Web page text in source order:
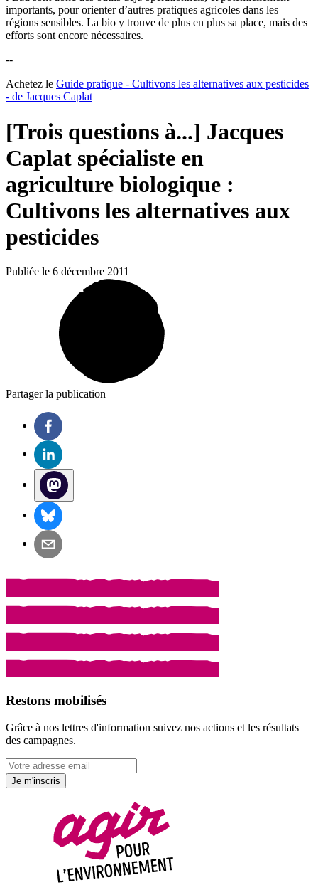
importants, pour orienter d’autres pratiques agricoles dans les
régions sensibles. La bio y trouve de plus en plus sa place, mais des
efforts sont encore nécessaires.
--
Achetez le Guide pratique - Cultivons les alternatives aux pesticides
- de Jacques Caplat
[Trois questions à...] Jacques
Caplat spécialiste en
agriculture biologique :
Cultivons les alternatives aux
pesticides
Publiée le 6 décembre 2011
Partager la publication
Restons mobilisés
Grâce à nos lettres d'information suivez nos actions et les résultats
des campagnes.
Je m'inscris